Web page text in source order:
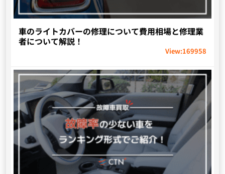
車のライトカバーの修理について費用相場と修理業
者について解説！
View:169958